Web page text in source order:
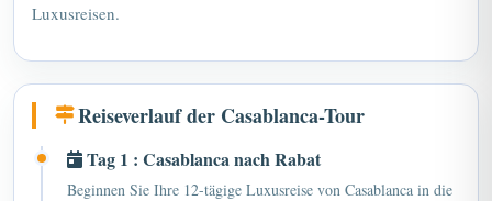
Luxusreisen.
Reiseverlauf der Casablanca-Tour
Tag 1 : Casablanca nach Rabat
Beginnen Sie Ihre 12-tägige Luxusreise von Casablanca in die